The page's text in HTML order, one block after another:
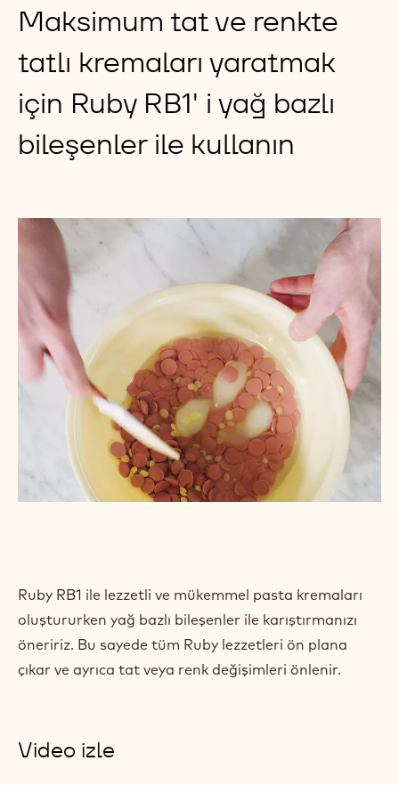
TEMPERLENMESI
Discover
Bazı ilham verici tarifler
Maksimum tat ve renkte
tatlı kremaları yaratmak
için Ruby RB1' i yağ bazlı
bileşenler ile kullanın